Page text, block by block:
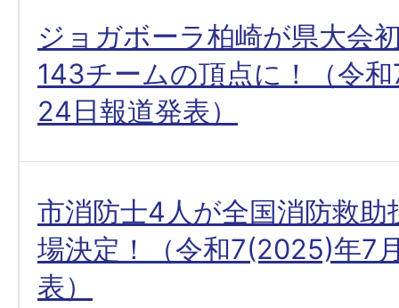
ジョガボーラ柏崎が県大会
143チームの頂点に！（令
24日報道発表）
市消防士4人が全国消防救助
場決定！（令和7(2025)年7
表）